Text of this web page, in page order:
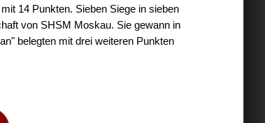
14 Punkten. Sieben Siege in sieben
von SHSM Moskau. Sie gewann in
belegten mit drei weiteren Punkten